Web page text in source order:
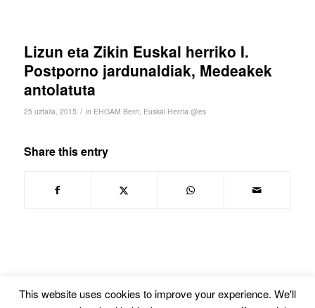
Lizun eta Zikin Euskal herriko I.
Postporno jardunaldiak, Medeakek
antolatuta
25 uztaila, 2015 / in EHGAM Berri, Euskal Herria @es
Share this entry
This website uses cookies to improve your experience. We'll